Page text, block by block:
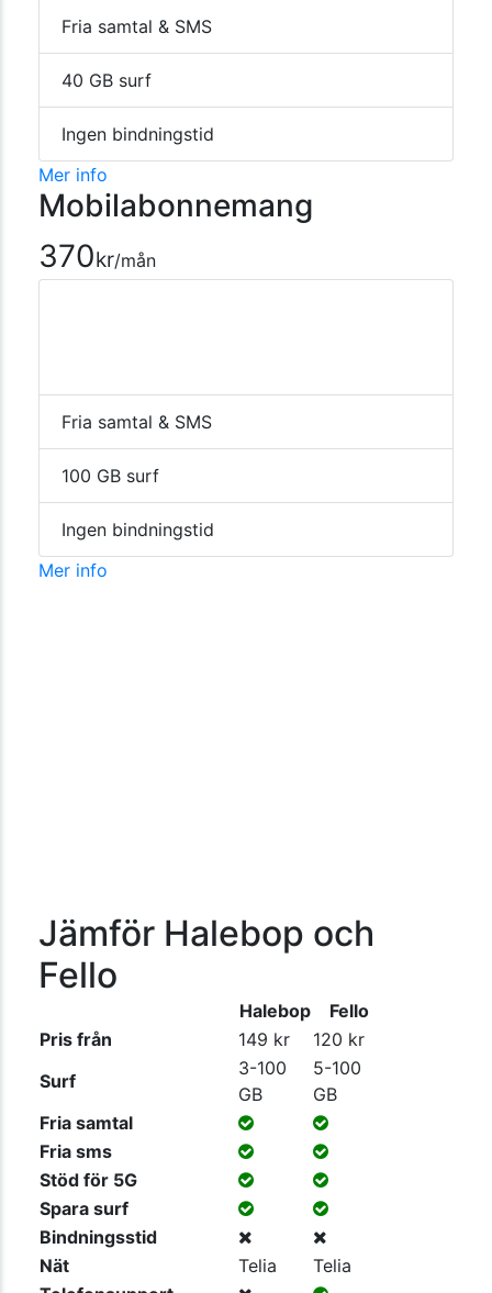
Fria samtal & SMS
40 GB surf
Ingen bindningstid
Mer info
Mobilabonnemang
370kr/mån
Fria samtal & SMS
100 GB surf
Ingen bindningstid
Mer info
Jämför Halebop och
Fello
Halebop
Fello
Pris från
149 kr
120 kr
Surf
3-100
GB
5-100
GB
Fria samtal
Fria sms
Stöd för 5G
Spara surf
Bindningsstid
Nät
Telia
Telia